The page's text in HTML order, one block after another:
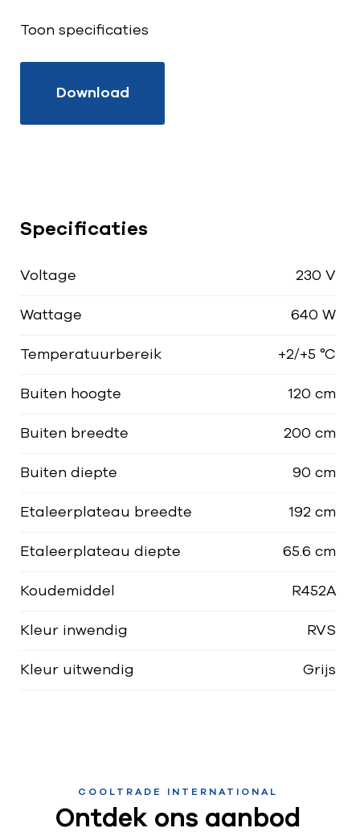
Toon specificaties
Download
Specificaties
Voltage 230 V
Wattage 640 W
Temperatuurbereik +2/+5 °C
Buiten hoogte 120 cm
Buiten breedte 200 cm
Buiten diepte 90 cm
Etaleerplateau breedte 192 cm
Etaleerplateau diepte 65.6 cm
Koudemiddel R452A
Kleur inwendig RVS
Kleur uitwendig Grijs
COOLTRADE INTERNATIONAL
Ontdek ons aanbod